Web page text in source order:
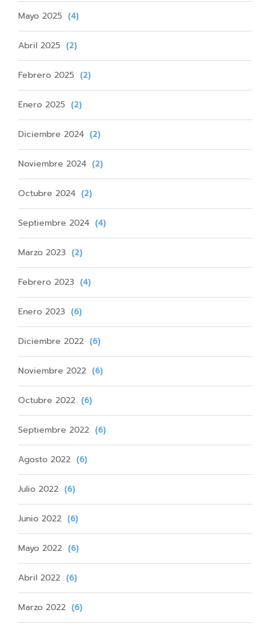
Mayo 2025 (4)
Abril 2025 (2)
Febrero 2025 (2)
Enero 2025 (2)
Diciembre 2024 (2)
Noviembre 2024 (2)
Octubre 2024 (2)
Septiembre 2024 (4)
Marzo 2023 (2)
Febrero 2023 (4)
Enero 2023 (6)
Diciembre 2022 (6)
Noviembre 2022 (6)
Octubre 2022 (6)
Septiembre 2022 (6)
Agosto 2022 (6)
Julio 2022 (6)
Junio 2022 (6)
Mayo 2022 (6)
Abril 2022 (6)
Marzo 2022 (6)